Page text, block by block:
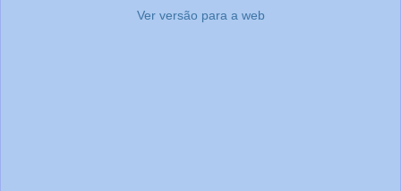
Ver versão para a web